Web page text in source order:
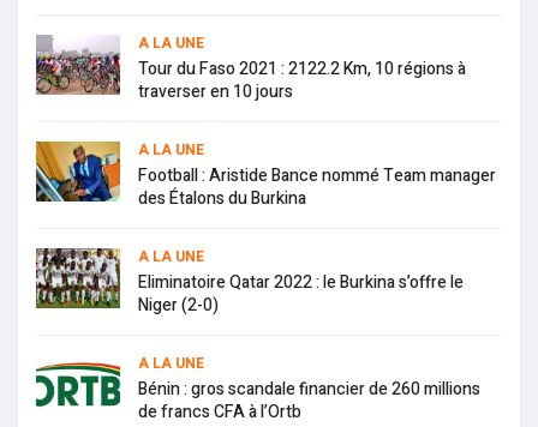
A LA UNE
Tour du Faso 2021 : 2122.2 Km, 10 régions à
traverser en 10 jours
A LA UNE
Football : Aristide Bance nommé Team manager
des Étalons du Burkina
A LA UNE
Eliminatoire Qatar 2022 : le Burkina s’offre le
Niger (2-0)
A LA UNE
Bénin : gros scandale financier de 260 millions
de francs CFA à l’Ortb